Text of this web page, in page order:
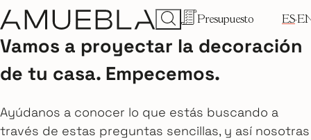
Presupuesto ES
Vamos a proyectar la decoración
de tu casa. Empecemos.
Ayúdanos a conocer lo que estás buscando a
través de estas preguntas sencillas, y así nosotras